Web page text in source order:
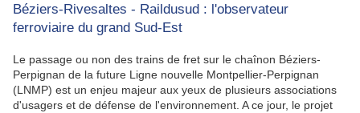
Béziers-Rivesaltes - Raildusud : l'observateur
ferroviaire du grand Sud-Est
Le passage ou non des trains de fret sur le chaînon Béziers-
Perpignan de la future Ligne nouvelle Montpellier-Perpignan
(LNMP) est un enjeu majeur aux yeux de plusieurs associations
d'usagers et de défense de l'environnement. A ce jour, le projet